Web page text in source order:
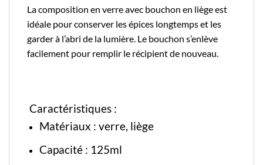
La composition en verre avec bouchon en liège est
idéale pour conserver les épices longtemps et les
garder à l’abri de la lumière. Le bouchon s’enlève
facilement pour remplir le récipient de nouveau.
Caractéristiques :
Matériaux : verre, liège
Capacité : 125ml